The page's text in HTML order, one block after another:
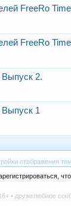
FreeRo
FreeRo
Выпуск 2.
Выпуск 1
отображения тем
• дружелюбное